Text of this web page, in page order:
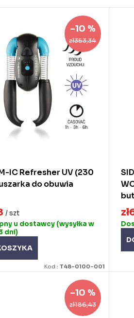
zł353,34
–10 %
IC Refresher UV (230
do obuwia
/ szt
u dostawcy (wysyłka w
dni)
Kod : T48-0100-001
zł186,43
–10 %